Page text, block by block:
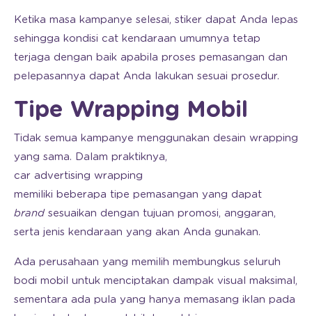
Ketika masa kampanye selesai, stiker dapat Anda lepas
sehingga kondisi cat kendaraan umumnya tetap
terjaga dengan baik apabila proses pemasangan dan
pelepasannya dapat Anda lakukan sesuai prosedur.
Tipe Wrapping Mobil
Tidak semua kampanye menggunakan desain wrapping
yang sama. Dalam praktiknya,
car advertising wrapping
memiliki beberapa tipe pemasangan yang dapat
brand sesuaikan dengan tujuan promosi, anggaran,
serta jenis kendaraan yang akan Anda gunakan.
Ada perusahaan yang memilih membungkus seluruh
bodi mobil untuk menciptakan dampak visual maksimal,
sementara ada pula yang hanya memasang iklan pada